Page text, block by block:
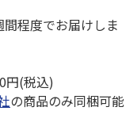
程度でお届けしま
円(税込)
の商品のみ同梱可能